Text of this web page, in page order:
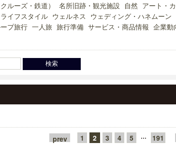
ルーズ・鉄道） 名所旧跡・観光施設 自然 アート・
ライフスタイル ウェルネス ウェディング・ハネムーン
プ旅行 一人旅 旅行準備 サービス・商品情報 企業動
prev 1 2 3 4 5 ··· 191